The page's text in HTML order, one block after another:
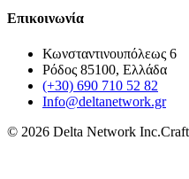
Επικοινωνία
Κωνσταντινουπόλεως 6
Ρόδος 85100, Ελλάδα
(+30) 690 710 52 82
Info@deltanetwork.gr
© 2026 Delta Network Inc.